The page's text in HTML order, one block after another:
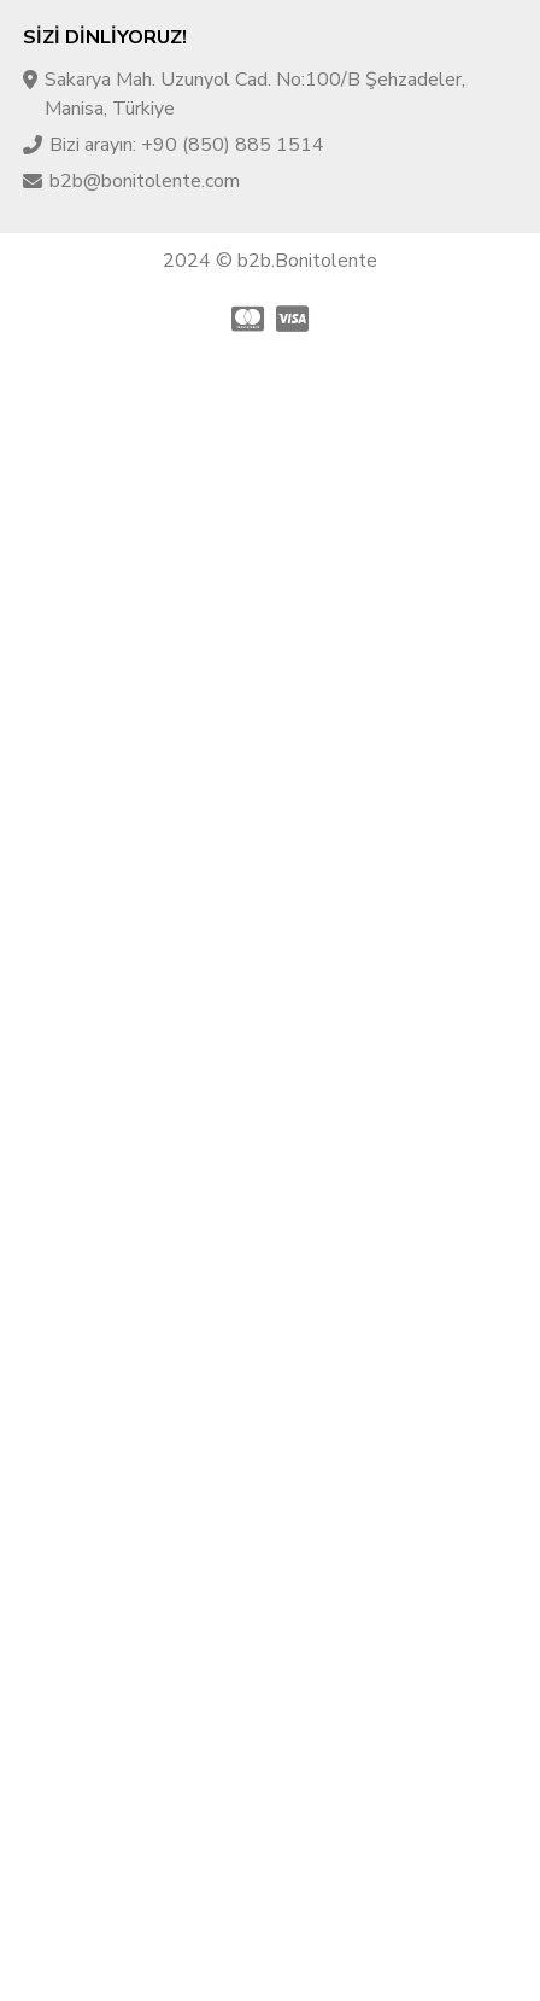
SIZI DINLIYORUZ!
Sakarya Mah. Uzunyol Cad. No:100/B Şehzadeler,
Manisa, Türkiye
Bizi arayın: +90 (850) 885 1514
b2b@bonitolente.com
2024 © b2b.Bonitolente